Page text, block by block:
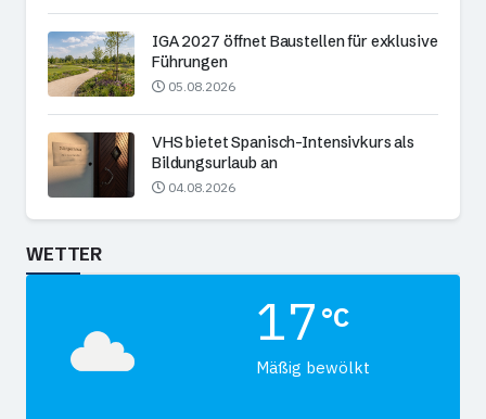
IGA 2027 öffnet Baustellen für exklusive
Führungen
05.08.2026
VHS bietet Spanisch-Intensivkurs als
Bildungsurlaub an
04.08.2026
WETTER
17
°C
Mäßig bewölkt